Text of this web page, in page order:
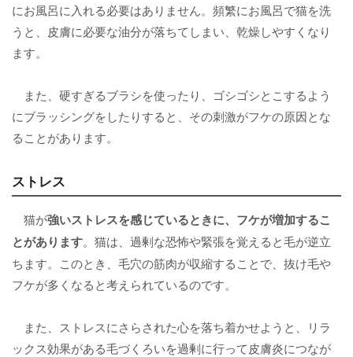
にお風呂に入れる必要はありません。頻繁にお風呂で猫を洗
うと、皮膚に必要な油分が落ちてしまい、乾燥しやすくなり
ます。
また、硬すぎるブラシを使ったり、ゴシゴシとこするよう
にブラッシングをしたりすると、その刺激がフケの原因とな
ることがあります。
ストレス
猫が強いストレスを感じているときに、フケが増加するこ
とがあります。猫は、過剰な恐怖や緊張を覚えると毛が逆立
ちます。このとき、毛穴の筋肉が収縮することで、抜け毛や
フケが多くなると考えられているのです。
また、ストレスにさらされた心を落ち着かせようと、リラ
ックス効果がある毛づくろいを過剰に行って皮膚炎につなが